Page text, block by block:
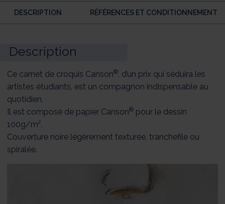
DESCRIPTION RÉFÉRENCES ET CONDITIONNEMENT
Description
Ce carnet de croquis Canson® , d’un prix qui séduira les
artistes étudiants, est un compagnon indispensable au
quotidien.
Il est composé de papier Canson® pour le dessin
100g/m².
Couverture noire légèrement texturée, tranchefile ou
spiralée.